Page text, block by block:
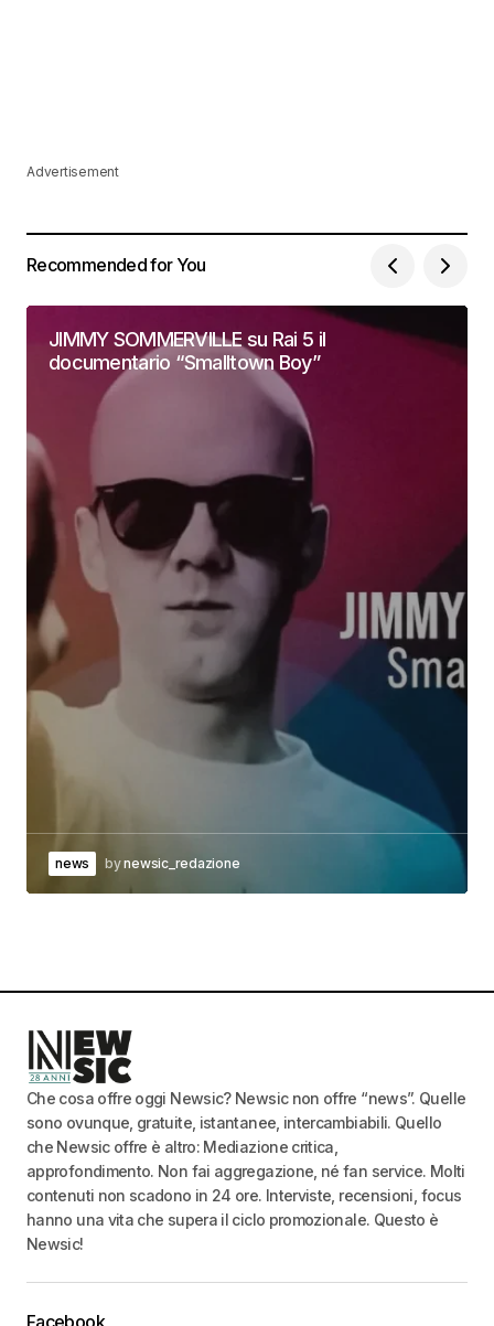
Advertisement
Recommended for You
JIMMY SOMMERVILLE su Rai 5 il
documentario “Smalltown Boy”
news bynewsic_redazione
Che cosa offre oggi Newsic? Newsic non offre “news”. Quelle
sono ovunque, gratuite, istantanee, intercambiabili. Quello
che Newsic offre è altro: Mediazione critica,
approfondimento. Non fai aggregazione, né fan service. Molti
contenuti non scadono in 24 ore. Interviste, recensioni, focus
hanno una vita che supera il ciclo promozionale. Questo è
Newsic!
Facebook